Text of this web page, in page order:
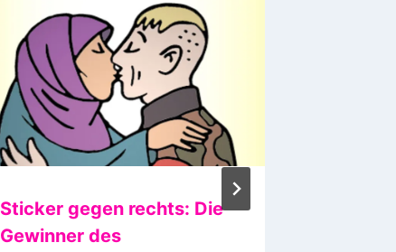
Sticker gegen rechts: Die
Gewinner des